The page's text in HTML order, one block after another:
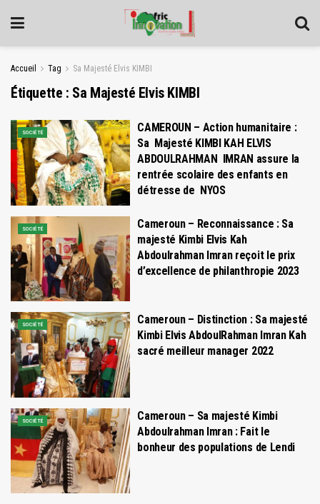
Accueil Tag Sa Majesté Elvis KIMBI
Étiquette : Sa Majesté Elvis KIMBI
SOCIÉTÉ
CAMEROUN – Action humanitaire :
Sa Majesté KIMBI KAH ELVIS
ABDOULRAHMAN IMRAN assure la
rentrée scolaire des enfants en
détresse de NYOS
SOCIÉTÉ
Cameroun – Reconnaissance : Sa
majesté Kimbi Elvis Kah
Abdoulrahman Imran reçoit le prix
d’excellence de philanthropie 2023
SOCIÉTÉ
Cameroun – Distinction : Sa majesté
Kimbi Elvis AbdoulRahman Imran Kah
sacré meilleur manager 2022
SOCIÉTÉ
Cameroun – Sa majesté Kimbi
Abdoulrahman Imran : Fait le
bonheur des populations de Lendi